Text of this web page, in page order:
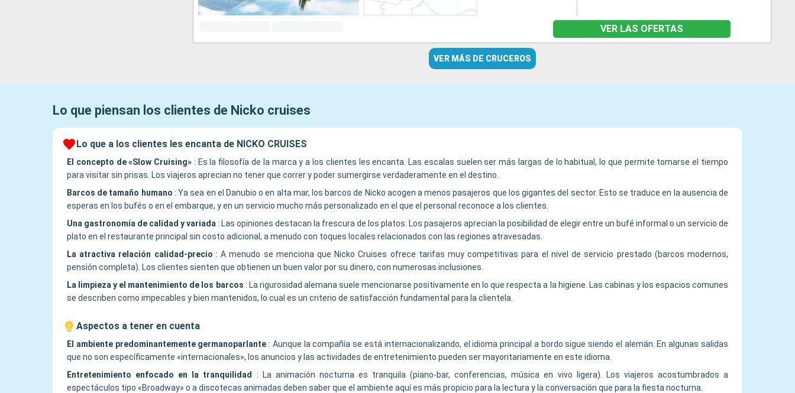
VER LAS OFERTAS
VER MÁS DE CRUCEROS
Lo que piensan los clientes de Nicko cruises
Lo que a los clientes les encanta de NICKO CRUISES
El concepto de «Slow Cruising» : Es la filosofía de la marca y a los clientes les encanta. Las escalas suelen ser más largas de lo habitual, lo que permite tomarse el tiempo
para visitar sin prisas. Los viajeros aprecian no tener que correr y poder sumergirse verdaderamente en el destino.
Barcos de tamaño humano :Ya sea en el Danubio o en alta mar, los barcos de Nicko acogen a menos pasajeros que los gigantes del sector. Esto se traduce en la ausencia de
esperas en los bufés o en el embarque, y en un servicio mucho más personalizado en el que el personal reconoce a los clientes.
Una gastronomía de calidad y variada : Las opiniones destacan la frescura de los platos. Los pasajeros aprecian la posibilidad de elegir entre un bufé informal o un servicio de
plato en el restaurante principal sin costo adicional, a menudo con toques locales relacionados con las regiones atravesadas.
La atractiva relación calidad-precio :A menudo se menciona que Nicko Cruises ofrece tarifas muy competitivas para el nivel de servicio prestado (barcos modernos,
pensión completa). Los clientes sienten que obtienen un buen valor por su dinero, con numerosas inclusiones.
La limpieza y el mantenimiento de los barcos : La rigurosidad alemana suele mencionarse positivamente en lo que respecta a la higiene. Las cabinas y los espacios comunes
se describen como impecables y bien mantenidos, lo cual es un criterio de satisfacción fundamental para la clientela.
Aspectos a tener en cuenta
El ambiente predominantemente germanoparlante : Aunque la compañía se está internacionalizando, el idioma principal a bordo sigue siendo el alemán. En algunas salidas
que no son específicamente «internacionales», los anuncios y las actividades de entretenimiento pueden ser mayoritariamente en este idioma.
Entretenimiento enfocado en la tranquilidad
:
La animación nocturna es tranquila (piano-bar, conferencias, música en vivo ligera). Los viajeros acostumbrados a
espectáculos tipo «Broadway» o a discotecas animadas deben saber que el ambiente aquí es más propicio para la lectura y la conversación que para la fiesta nocturna.